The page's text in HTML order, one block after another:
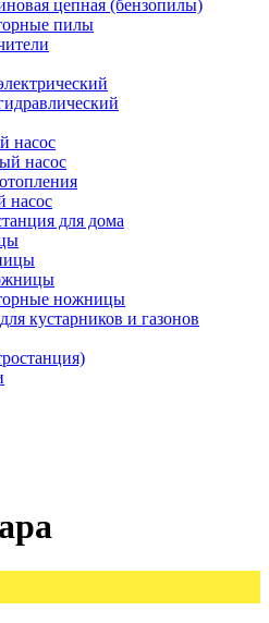
цепная (бензопилы)
пилы
насос
насос
насос
для дома
ножницы
кустарников и газонов